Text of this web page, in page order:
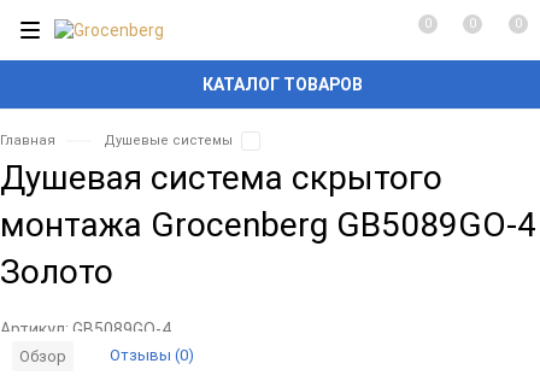
КАТАЛОГ ТОВАРОВ
0 0 0
Главная Душевые системы
Душевая система скрытого
монтажа Grocenberg GB5089GO-4
Золото
Артикул: GB5089GO-4
Обзор Отзывы (0)